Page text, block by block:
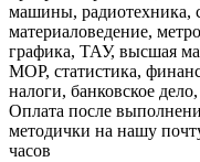
машины, радиотехника,
материаловедение,
графика, ТАУ, высшая
МОР, статистика,
налоги, банковское
Оплата после
методички на нашу
часов